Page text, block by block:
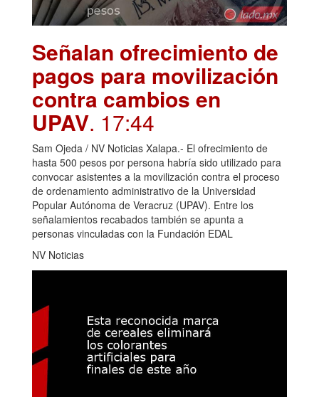
Señalan ofrecimiento de
pagos para movilización
contra cambios en
UPAV. 17:44
Sam Ojeda / NV Noticias Xalapa.- El ofrecimiento de
hasta 500 pesos por persona habría sido utilizado para
convocar asistentes a la movilización contra el proceso
de ordenamiento administrativo de la Universidad
Popular Autónoma de Veracruz (UPAV). Entre los
señalamientos recabados también se apunta a
personas vinculadas con la Fundación EDAL
NV Noticias